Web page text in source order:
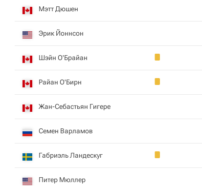
Мэтт Дюшен
Эрик Йоннсон
Шэйн О'Брайан
Райан О'Бирн
Жан-Себастьян Гигере
Семен Варламов
Габриэль Ландескуг
Питер Мюллер